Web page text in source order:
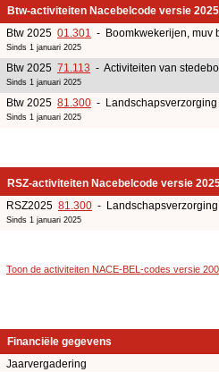
Btw-activiteiten Nacebelcode versie 2025
Btw 2025 01.301 - Boomkwekerijen, muv
Sinds 1 januari 2025
Btw 2025 71.113 - Activiteiten van
Sinds 1 januari 2025
Btw 2025 81.300 - Landschapsverzorging
Sinds 1 januari 2025
RSZ-activiteiten Nacebelcode versie
RSZ2025 81.300 - Landschapsverzorging
Sinds 1 januari 2025
Toon de activiteiten NACE-BEL-codes versie
Financiële gegevens
Jaarvergadering